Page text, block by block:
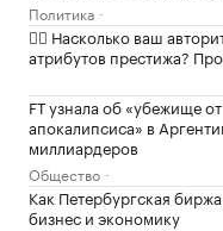
Политика
✍🏻 Насколько ваш
атрибутов престижа?
FT узнала об «убежище от
апокалипсиса» в
миллиардеров
Общество
Как Петербургская
бизнес и экономику